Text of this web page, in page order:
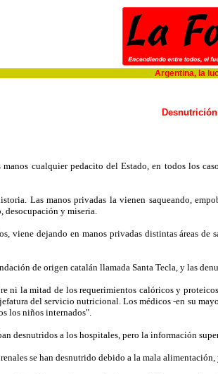
Argentina, la
manos cualquier pedacito del Estado, en todos los
Las manos privadas la vienen saqueando,
desocupación y miseria.
viene dejando en manos privadas distintas áreas
de origen catalán llamada Santa Tecla, y las
ni la mitad de los requerimientos calóricos y
del servicio nutricional. Los médicos -en su
los niños internados".
desnutridos a los hospitales, pero la información
se han desnutrido debido a la mala